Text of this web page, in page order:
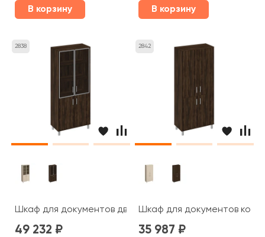
В корзину В корзину
2838
Шкаф для документов двери стеклянные в
49 232
2842
Шкаф для документов
35 987